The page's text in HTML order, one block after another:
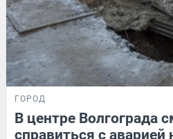
ГОРОД
В центре Волгограда
справиться с аварией